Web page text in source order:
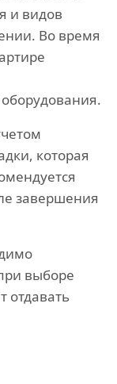
и видов
Во время
которая
завершения
выборе
отдавать